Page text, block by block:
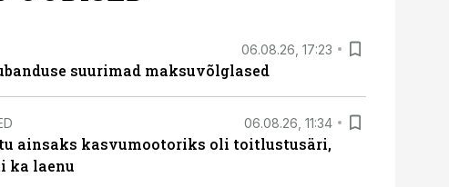
06.08.26, 17:23
suurimad maksuvõlglased
06.08.26, 11:34
ainsaks kasvumootoriks oli toitlustusäri,
ka laenu